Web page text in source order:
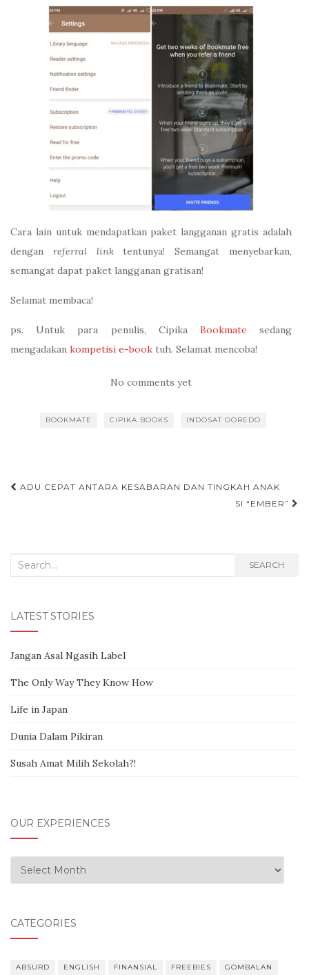
Cara lain untuk mendapatkan paket langganan gratis adalah
dengan referral linktentunya! Semangat menyebarkan,
semangat dapat paket langganan gratisan!
Selamat membaca!
ps. Untuk para penulis, Cipika Bookmatesedang
mengadakan kompetisi e-book tuh. Selamat mencoba!
No comments yet
BOOKMATE CIPIKA BOOKS INDOSAT OOREDO
ADU CEPAT ANTARA KESABARAN DAN TINGKAH ANAK
SI “EMBER”
Search for: SEARCH
LATEST STORIES
Jangan Asal Ngasih Label
The Only Way They Know How
Life in Japan
Dunia Dalam Pikiran
Susah Amat Milih Sekolah?!
OUR EXPERIENCES
Our Experiences
CATEGORIES
ABSURD ENGLISH FINANSIAL FREEBIES GOMBALAN